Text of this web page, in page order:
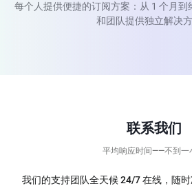
每个人提供便捷的订阅方案：从 1 个月到
和团队提供独立解决方
联系我们
平均响应时间——不到一
我们的支持团队全天候 24/7 在线，随